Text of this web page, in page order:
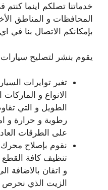
خدماتنا تصلكم اينما كنتم
المحافظات و المناطق
بإمكانكم الاتصال بنا في
يقوم بنشر لتصليح سيارات
تغير توايرات
الانواع و
الطويل و التي
رطوبة و حرارة و
على الطرقات
نقوم بإصلاح
تنظيف كافة
و اتقان بالاضافة
الزيت الذي نحرص